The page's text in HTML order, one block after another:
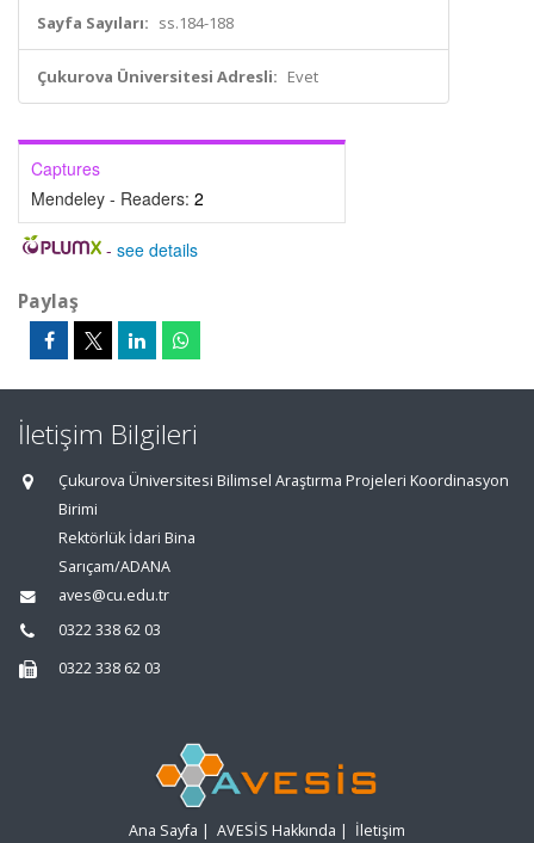
Sayfa Sayıları: ss.184-188
Çukurova Üniversitesi Adresli: Evet
Captures
Mendeley - Readers: 2
- see details
Paylaş
İletişim Bilgileri
Çukurova Üniversitesi Bilimsel Araştırma Projeleri Koordinasyon
Birimi
Rektörlük İdari Bina
Sarıçam/ADANA
aves@cu.edu.tr
0322 338 62 03
0322 338 62 03
Ana Sayfa | AVESİS Hakkında | İletişim